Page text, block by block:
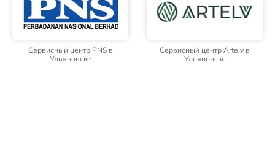
Сервисный центр PNS в
Ульяновске
Сервисный центр Artelv в
Ульяновске